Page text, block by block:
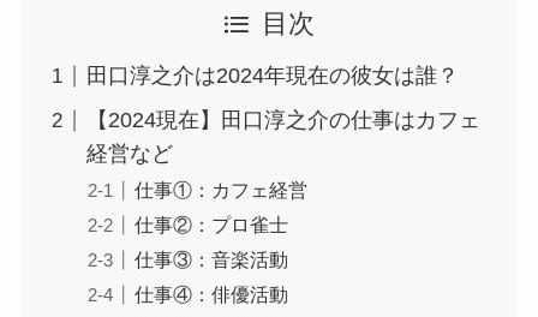
目次
田口淳之介は2024年現在の彼女は誰？
【2024現在】田口淳之介の仕事はカフェ
経営など
仕事①：カフェ経営
仕事②：プロ雀士
仕事③：音楽活動
仕事④：俳優活動